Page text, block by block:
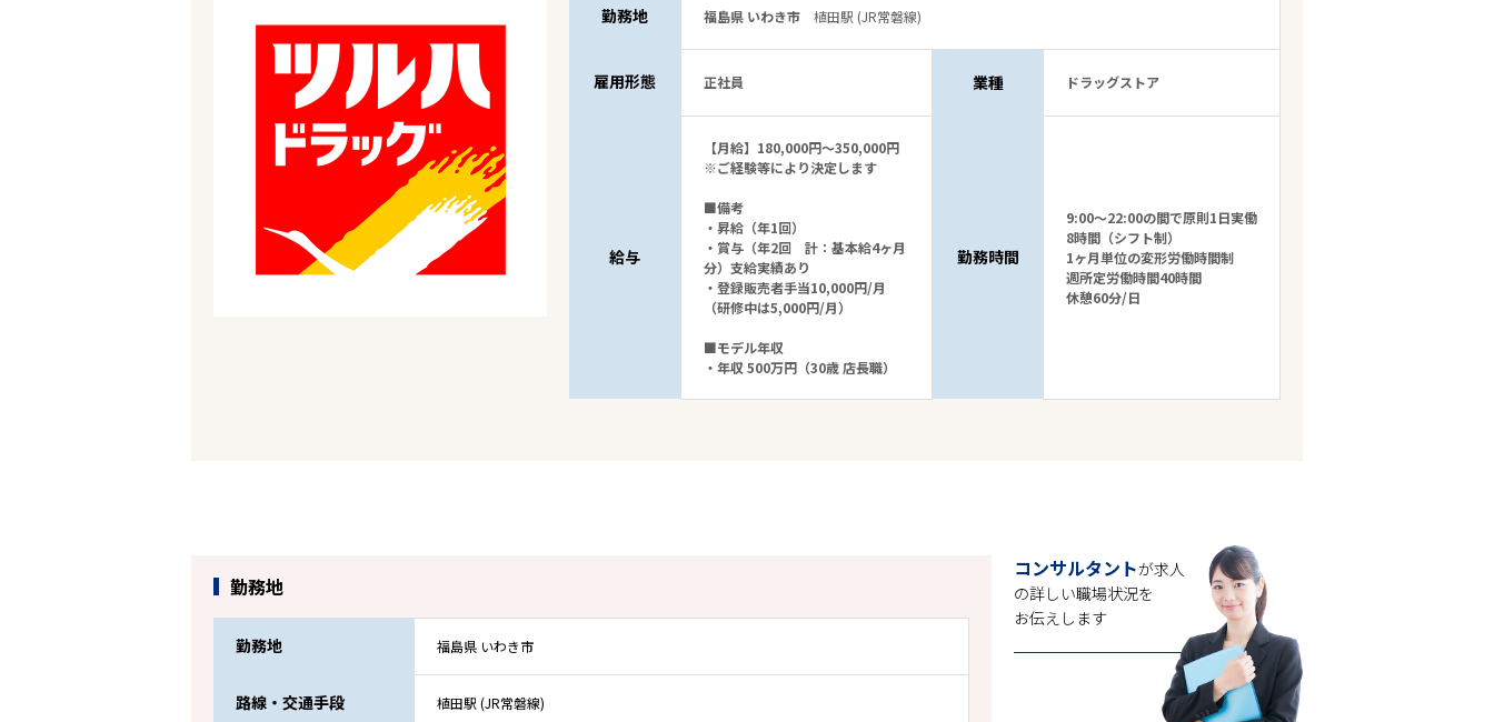
勤務地 福島県 いわき市 植田駅 (JR常磐線)
雇用形態 正社員 業種 ドラッグストア
給与
【月給】180,000円～350,000円
※ご経験等により決定します
■備考
・昇給（年1回）
・賞与（年2回 計：基本給4ヶ月
分）支給実績あり
・登録販売者手当10,000円/月
（研修中は5,000円/月）
■モデル年収
・年収 500万円（30歳 店長職）
勤務時間
9:00～22:00の間で原則1日実働
8時間（シフト制）
1ヶ月単位の変形労働時間制
週所定労働時間40時間
休憩60分/日
コンサルタントが求人
の詳しい職場状況を
お伝えします
勤務地
勤務地 福島県 いわき市
路線・交通手段 植田駅 (JR常磐線)